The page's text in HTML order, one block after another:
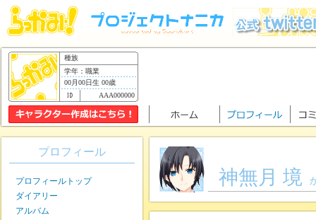
種族
学年：職業
00月00日生 00歳
AAA000000
神無月 境
プロフィール
プロフィールトップ
ダイアリー
アルバム